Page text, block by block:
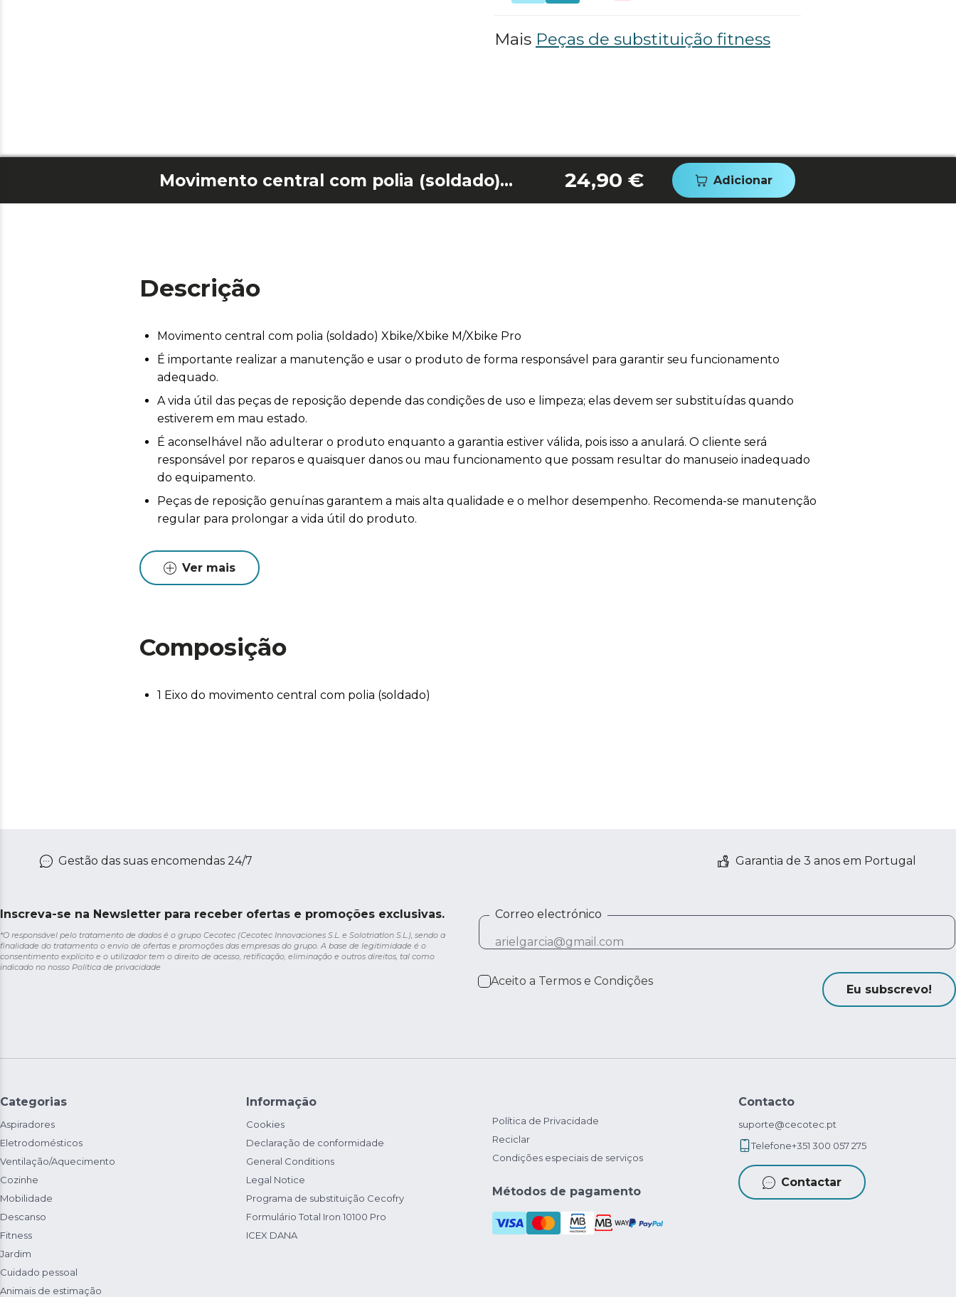
Mais Peças de substituição fitness
Movimento central com polia (soldado) Xbike/Xbike M/Xbike Pro 24,90 € Adicionar
Descrição
Movimento central com polia (soldado) Xbike/Xbike M/Xbike Pro
É importante realizar a manutenção e usar o produto de forma responsável para garantir seu funcionamento
adequado.
A vida útil das peças de reposição depende das condições de uso e limpeza; elas devem ser substituídas quando
estiverem em mau estado.
É aconselhável não adulterar o produto enquanto a garantia estiver válida, pois isso a anulará. O cliente será
responsável por reparos e quaisquer danos ou mau funcionamento que possam resultar do manuseio inadequado
do equipamento.
Peças de reposição genuínas garantem a mais alta qualidade e o melhor desempenho. Recomenda-se manutenção
regular para prolongar a vida útil do produto.
Ver mais
Composição
1 Eixo do movimento central com polia (soldado)
Gestão das suas encomendas 24/7 Garantia de 3 anos em Portugal
Inscreva-se na Newsletter para receber ofertas e promoções exclusivas.
*O responsável pelo tratamento de dados é o grupo Cecotec (Cecotec Innovaciones S.L. e Solotriatlon S.L.), sendo a
finalidade do tratamento o envio de ofertas e promoções das empresas do grupo. A base de legitimidade é o
consentimento explícito e o utilizador tem o direito de acesso, retificação, eliminação e outros direitos, tal como
indicado no nosso Política de privacidade
Correo electrónico
Aceito a Termos e Condições
Eu subscrevo!
Categorias
Aspiradores
Eletrodomésticos
Ventilação/Aquecimento
Cozinhe
Mobilidade
Descanso
Fitness
Jardim
Cuidado pessoal
Animais de estimação
Informação
Cookies
Declaração de conformidade
General Conditions
Legal Notice
Programa de substituição Cecofry
Formulário Total Iron 10100 Pro
ICEX DANA
Política de Privacidade
Reciclar
Condições especiais de serviços
Métodos de pagamento
Contacto
suporte@cecotec.pt
Telefone+351 300 057 275
Contactar